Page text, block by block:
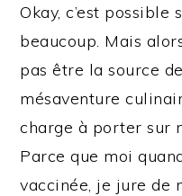
Okay, c’est possible
beaucoup. Mais
pas être la source
mésaventure
charge à porter sur
Parce que moi
vaccinée, je jure de